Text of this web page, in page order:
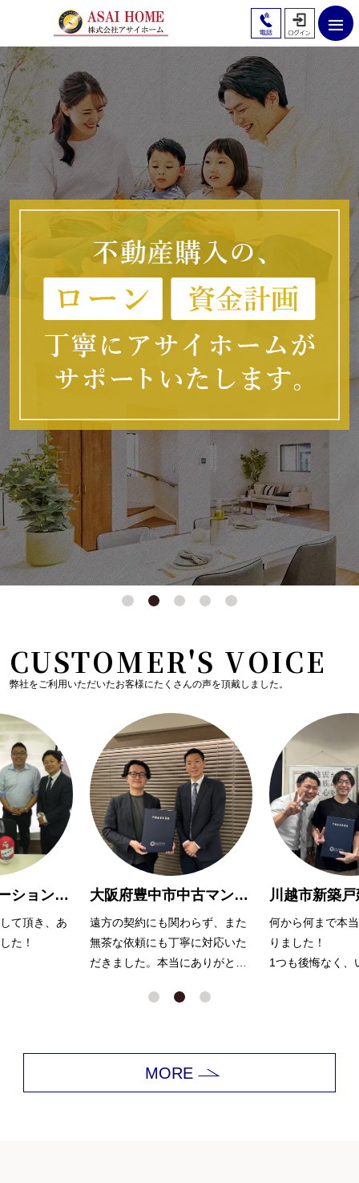
CUSTOMER'S VOICE
弊社をご利用いただいたお客様にたくさんの声を頂戴しました。
大阪府豊中市中古マンション購入Y様
らず、また
に対応いた
川越市新築戸建購入 A様
何から何まで本当にお世話にな
りました！
1つも後悔なく、いい家が見つ
と思っています。
親切で親身に対
りがとうござい
MORE